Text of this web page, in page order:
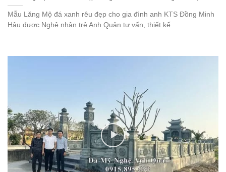
Mẫu Lăng Mộ đá xanh rêu đẹp cho gia đình anh KTS Đồng Minh
Hậu được Nghệ nhân trẻ Anh Quân tư vấn, thiết kế